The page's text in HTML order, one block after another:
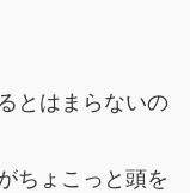
とはまらないの
ちょこっと頭を